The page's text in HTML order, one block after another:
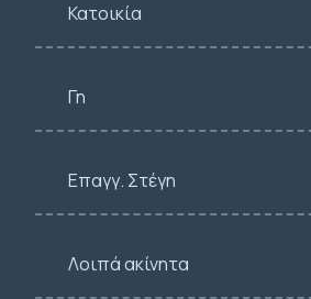
Κατοικία
Γη
Επαγγ. Στέγη
Λοιπά ακίνητα